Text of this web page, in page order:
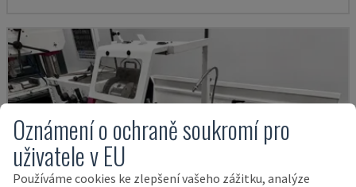
Oznámení o ochraně soukromí pro
uživatele v EU
Používáme cookies ke zlepšení vašeho zážitku, analýze